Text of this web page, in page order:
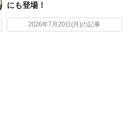
にも登場！
2026年7月20日(月)の記事